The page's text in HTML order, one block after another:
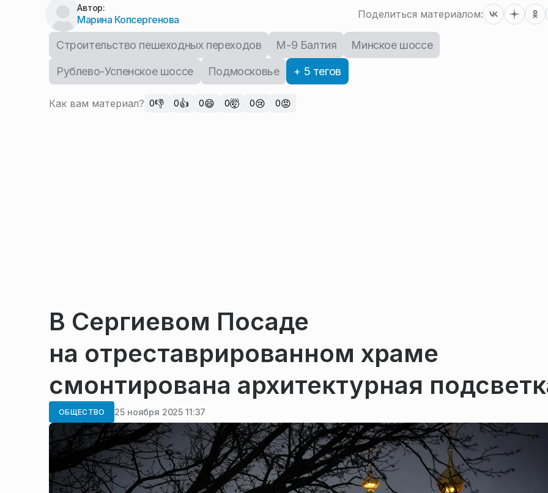
Автор:
Марина Копсергенова Поделиться материалом:
Строительство пешеходных переходов М-9 Балтия Минское шоссе
Рублево-Успенское шоссе Подмосковье + 5 тегов
Как вам материал? 0👎 0👍 0😄 0🤯 0😢 0😡
В Сергиевом Посаде
на отреставрированном храме
смонтирована архитектурная
ОБЩЕСТВО 25 ноября 2025 11:37